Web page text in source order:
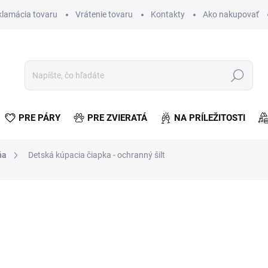
tovaru Vrátenie tovaru Kontakty Ako nakupovať
Hľadať
PRE PÁRY PRE ZVIERATÁ NA PRÍLEŽITOSTI
Detská kúpacia čiapka - ochranný šilt